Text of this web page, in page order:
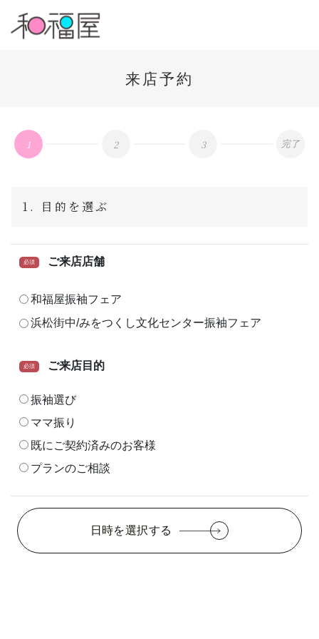
来店予約
1 2 3 完了
1. 目的を選ぶ
必須 ご来店店舗
和福屋振袖フェア
浜松街中/みをつくし文化センター振袖フェア
必須 ご来店目的
振袖選び
ママ振り
既にご契約済みのお客様
プランのご相談
日時を選択する